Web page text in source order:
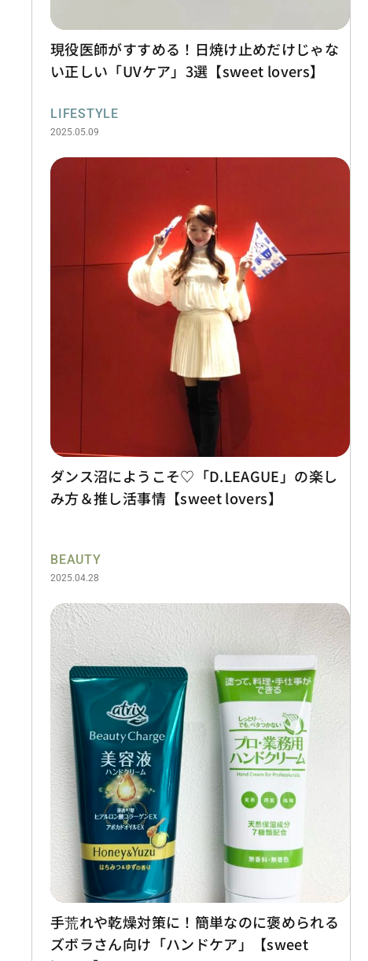
現役医師がすすめる！日焼け止めだけじゃな
い正しい「UVケア」3選【sweet lovers】
LIFESTYLE
2025.05.09
ダンス沼にようこそ♡「D.LEAGUE」の楽し
み方＆推し活事情【sweet lovers】
BEAUTY
2025.04.28
手荒れや乾燥対策に！簡単なのに褒められる
ズボラさん向け「ハンドケア」【sweet